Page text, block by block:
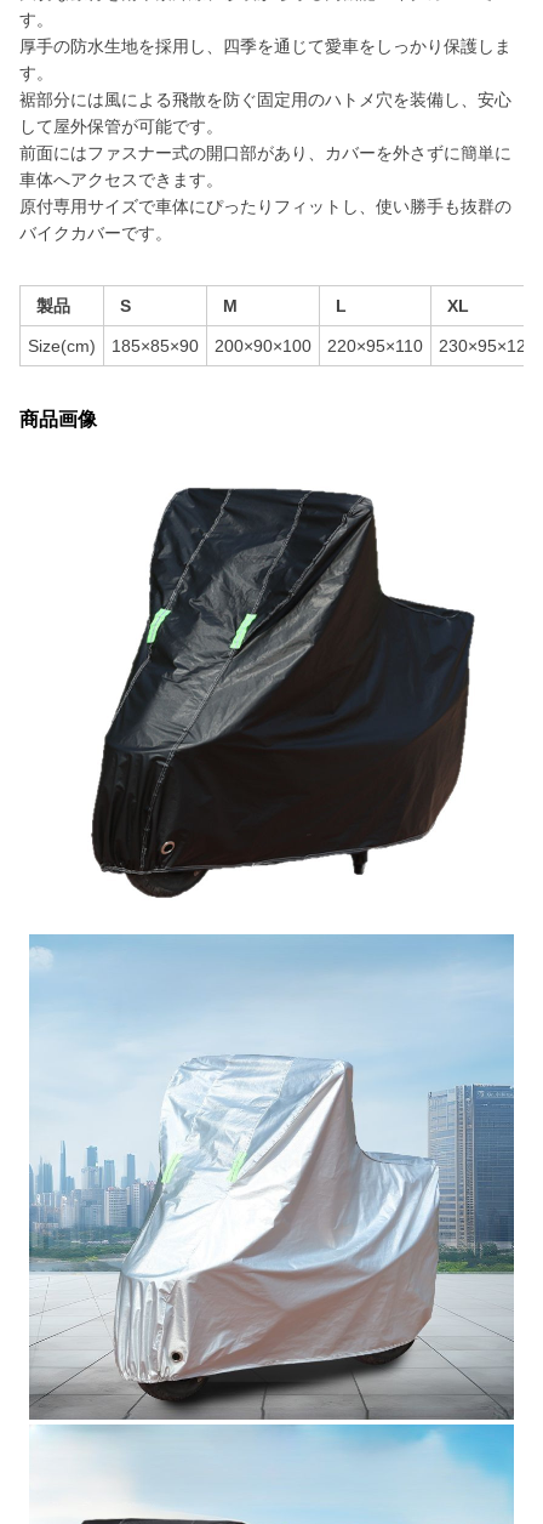
す。
厚手の防水生地を採用し、四季を通じて愛車をしっかり保護しま
す。
裾部分には風による飛散を防ぐ固定用のハトメ穴を装備し、安心
して屋外保管が可能です。
前面にはファスナー式の開口部があり、カバーを外さずに簡単に
車体へアクセスできます。
原付専用サイズで車体にぴったりフィットし、使い勝手も抜群の
バイクカバーです。
製品 S M L XL
Size(cm) 185×85×90 200×90×100 220×95×110 230×95×125
商品画像